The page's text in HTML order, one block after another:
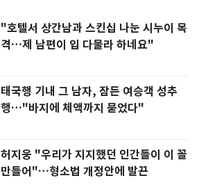
"호텔서 상간남과 스킨십 나눈 시누이 목
격…제 남편이 입 다물라 하네요"
태국행 기내 그 남자, 잠든 여승객 성추
행…"바지에 체액까지 묻었다"
허지웅 "우리가 지지했던 인간들이 이 꼴
만들어"…형소법 개정안에 발끈